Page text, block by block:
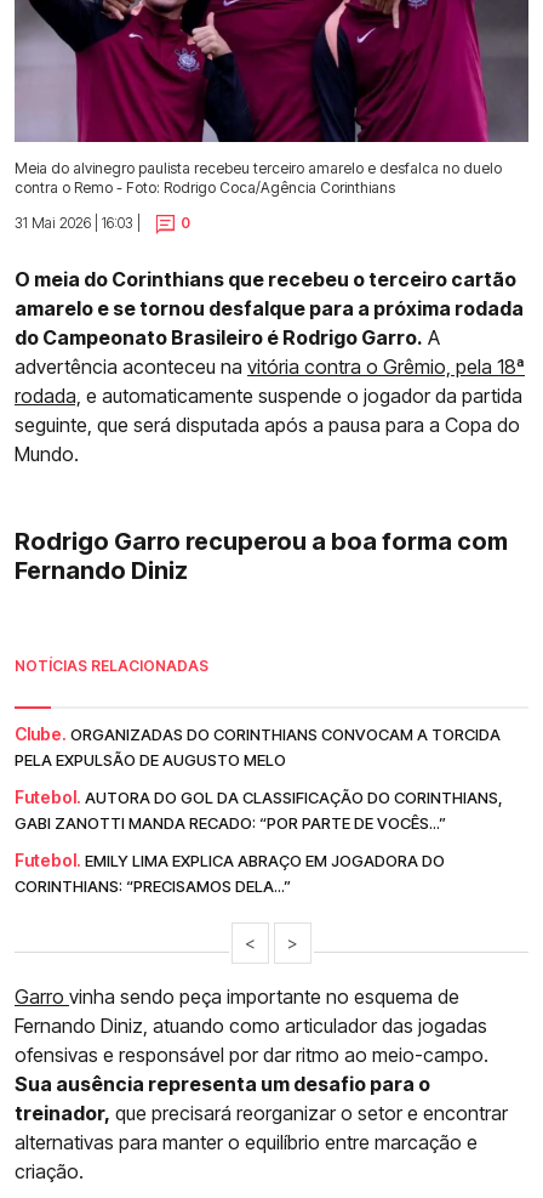
Meia do alvinegro paulista recebeu terceiro amarelo e desfalca no duelo
contra o Remo - Foto: Rodrigo Coca/Agência Corinthians
31 Mai 2026 | 16:03 |
0
O meia do Corinthians que recebeu o terceiro cartão
amarelo e se tornou desfalque para a próxima rodada
do Campeonato Brasileiro é Rodrigo Garro. A
advertência aconteceu na vitória contra o Grêmio, pela 18ª
rodada, e automaticamente suspende o jogador da partida
seguinte, que será disputada após a pausa para a Copa do
Mundo.
Rodrigo Garro recuperou a boa forma com
Fernando Diniz
NOTÍCIAS RELACIONADAS
Clube. ORGANIZADAS DO CORINTHIANS CONVOCAM A TORCIDA
PELA EXPULSÃO DE AUGUSTO MELO
Futebol. AUTORA DO GOL DA CLASSIFICAÇÃO DO CORINTHIANS,
GABI ZANOTTI MANDA RECADO: “POR PARTE DE VOCÊS...”
Futebol. EMILY LIMA EXPLICA ABRAÇO EM JOGADORA DO
CORINTHIANS: “PRECISAMOS DELA...”
< >
Garro vinha sendo peça importante no esquema de
Fernando Diniz, atuando como articulador das jogadas
ofensivas e responsável por dar ritmo ao meio-campo.
Sua ausência representa um desafio para o
treinador, que precisará reorganizar o setor e encontrar
alternativas para manter o equilíbrio entre marcação e
criação.